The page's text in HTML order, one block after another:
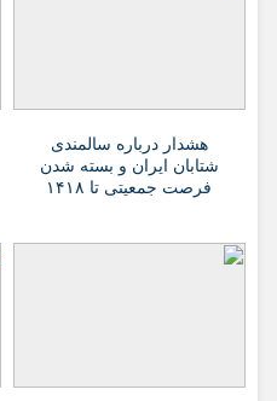
هشدار درباره سالمندی
شتابان ایران و بسته شدن
فرصت جمعیتی تا ۱۴۱۸